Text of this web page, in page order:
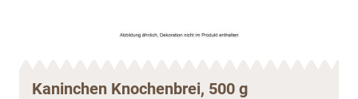
Kaninchen Knochenbrei, 500 g